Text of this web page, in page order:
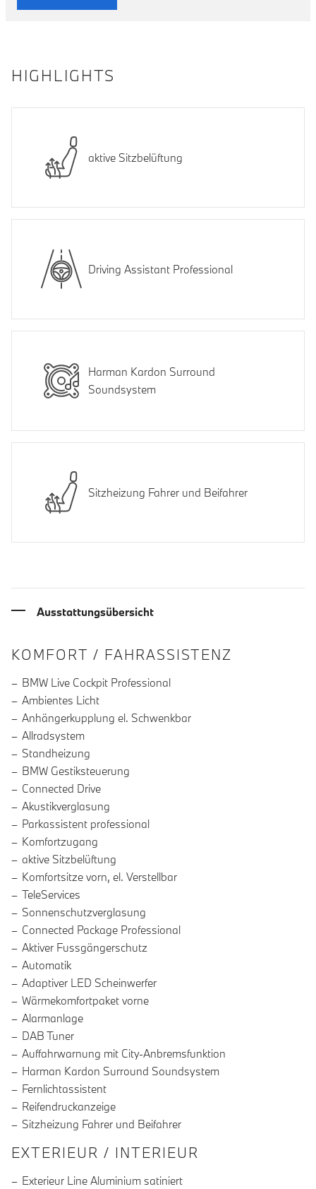
HIGHLIGHTS
aktive Sitzbelüftung
Driving Assistant Professional
Harman Kardon Surround
Soundsystem
Sitzheizung Fahrer und Beifahrer
Ausstattungsübersicht
INFORMATIONEN ÜBER DIE
KOMFORT / FAHRASSISTENZ
BMW Live Cockpit Professional
Ambientes Licht
Anhängerkupplung el. Schwenkbar
Allradsystem
Standheizung
BMW Gestiksteuerung
Connected Drive
Akustikverglasung
Parkassistent professional
Komfortzugang
aktive Sitzbelüftung
Komfortsitze vorn, el. Verstellbar
TeleServices
Sonnenschutzverglasung
Connected Package Professional
Aktiver Fussgängerschutz
Automatik
Adaptiver LED Scheinwerfer
Wärmekomfortpaket vorne
Alarmanlage
DAB Tuner
Auffahrwarnung mit City-Anbremsfunktion
Harman Kardon Surround Soundsystem
Fernlichtassistent
Reifendruckanzeige
Sitzheizung Fahrer und Beifahrer
EXTERIEUR / INTERIEUR
Exterieur Line Aluminium satiniert